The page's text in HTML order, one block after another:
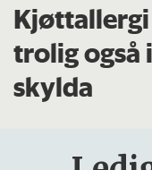
trolig også
skylda